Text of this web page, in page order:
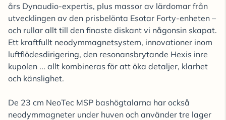
års Dynaudio-expertis, plus massor av lärdomar från
utvecklingen av den prisbelönta Esotar Forty-enheten –
och rullar allt till den finaste diskant vi någonsin skapat.
Ett kraftfullt neodymmagnetsystem, innovationer inom
luftflödesdirigering, den resonansbrytande Hexis inre
kupolen ... allt kombineras för att öka detaljer, klarhet
och känslighet.
De 23 cm NeoTec MSP bashögtalarna har också
neodymmagneter under huven och använder tre lager